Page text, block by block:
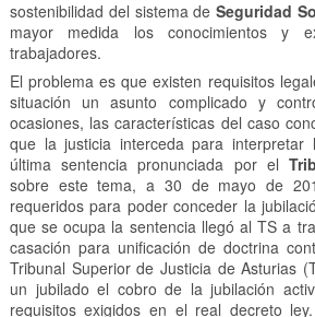
sostenibilidad del sistema deSeguridad
mayor medida los conocimientos y
trabajadores.
El problema es que existen requisitos
situación un asunto complicado y
ocasiones, las características del caso
que la justicia interceda para interpretar
última sentencia pronunciada por el
sobre este tema, a 30 de mayo de
requeridos para poder conceder la
que se ocupa la sentencia llegó al TS a
casación para unificación de doctrina
Tribunal Superior de Justicia de Asturias
un jubilado el cobro de la jubilación
requisitos exigidos en el real decreto